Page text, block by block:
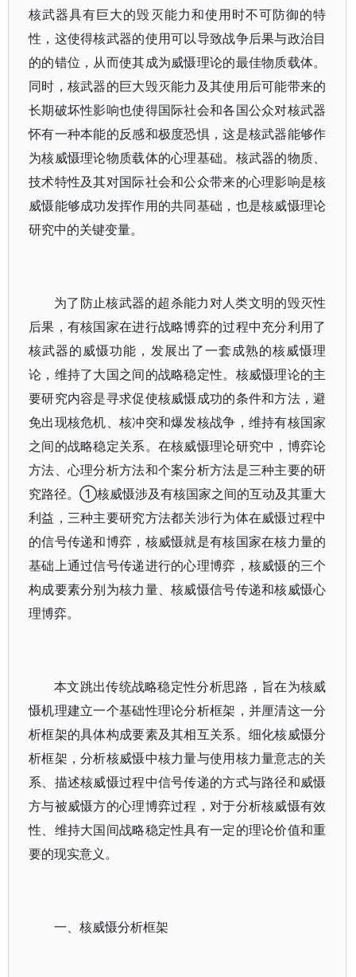
核武器具有巨大的毁灭能力和使用时不可防御的特
性，这使得核武器的使用可以导致战争后果与政治目
的的错位，从而使其成为威慑理论的最佳物质载体。
同时，核武器的巨大毁灭能力及其使用后可能带来的
长期破坏性影响也使得国际社会和各国公众对核武器
怀有一种本能的反感和极度恐惧，这是核武器能够作
为核威慑理论物质载体的心理基础。核武器的物质、
技术特性及其对国际社会和公众带来的心理影响是核
威慑能够成功发挥作用的共同基础，也是核威慑理论
研究中的关键变量。
为了防止核武器的超杀能力对人类文明的毁灭性
后果，有核国家在进行战略博弈的过程中充分利用了
核武器的威慑功能，发展出了一套成熟的核威慑理
论，维持了大国之间的战略稳定性。核威慑理论的主
要研究内容是寻求促使核威慑成功的条件和方法，避
免出现核危机、核冲突和爆发核战争，维持有核国家
之间的战略稳定关系。在核威慑理论研究中，博弈论
方法、心理分析方法和个案分析方法是三种主要的研
究路径。①核威慑涉及有核国家之间的互动及其重大
利益，三种主要研究方法都关涉行为体在威慑过程中
的信号传递和博弈，核威慑就是有核国家在核力量的
基础上通过信号传递进行的心理博弈，核威慑的三个
构成要素分别为核力量、核威慑信号传递和核威慑心
理博弈。
本文跳出传统战略稳定性分析思路，旨在为核威
慑机理建立一个基础性理论分析框架，并厘清这一分
析框架的具体构成要素及其相互关系。细化核威慑分
析框架，分析核威慑中核力量与使用核力量意志的关
系、描述核威慑过程中信号传递的方式与路径和威慑
方与被威慑方的心理博弈过程，对于分析核威慑有效
性、维持大国间战略稳定性具有一定的理论价值和重
要的现实意义。
一、核威慑分析框架